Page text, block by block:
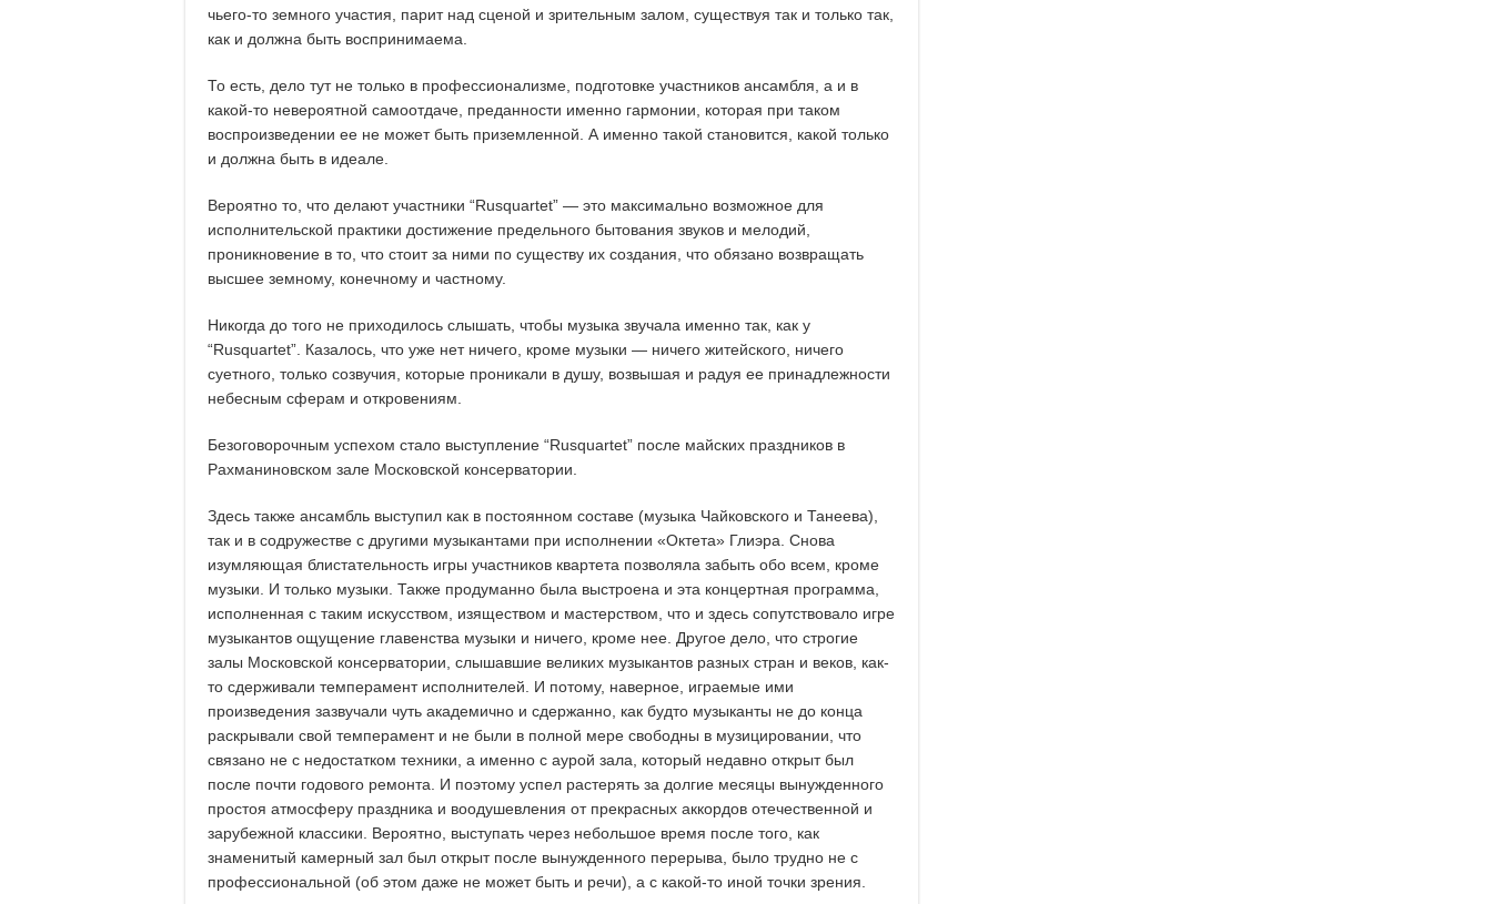
чьего-то земного участия, парит над сценой и зрительным залом, существуя так и только так,
как и должна быть воспринимаема.
То есть, дело тут не только в профессионализме, подготовке участников ансамбля, а и в
какой-то невероятной самоотдаче, преданности именно гармонии, которая при таком
воспроизведении ее не может быть приземленной. А именно такой становится, какой только
и должна быть в идеале.
Вероятно то, что делают участники “Rusquartet” — это максимально возможное для
исполнительской практики достижение предельного бытования звуков и мелодий,
проникновение в то, что стоит за ними по существу их создания, что обязано возвращать
высшее земному, конечному и частному.
Никогда до того не приходилось слышать, чтобы музыка звучала именно так, как у
“Rusquartet”. Казалось, что уже нет ничего, кроме музыки — ничего житейского, ничего
суетного, только созвучия, которые проникали в душу, возвышая и радуя ее принадлежности
небесным сферам и откровениям.
Безоговорочным успехом стало выступление “Rusquartet” после майских праздников в
Рахманиновском зале Московской консерватории.
Здесь также ансамбль выступил как в постоянном составе (музыка Чайковского и Танеева),
так и в содружестве с другими музыкантами при исполнении «Октета» Глиэра. Снова
изумляющая блистательность игры участников квартета позволяла забыть обо всем, кроме
музыки. И только музыки. Также продуманно была выстроена и эта концертная программа,
исполненная с таким искусством, изяществом и мастерством, что и здесь сопутствовало игре
музыкантов ощущение главенства музыки и ничего, кроме нее. Другое дело, что строгие
залы Московской консерватории, слышавшие великих музыкантов разных стран и веков, как-
то сдерживали темперамент исполнителей. И потому, наверное, играемые ими
произведения зазвучали чуть академично и сдержанно, как будто музыканты не до конца
раскрывали свой темперамент и не были в полной мере свободны в музицировании, что
связано не с недостатком техники, а именно с аурой зала, который недавно открыт был
после почти годового ремонта. И поэтому успел растерять за долгие месяцы вынужденного
простоя атмосферу праздника и воодушевления от прекрасных аккордов отечественной и
зарубежной классики. Вероятно, выступать через небольшое время после того, как
знаменитый камерный зал был открыт после вынужденного перерыва, было трудно не с
профессиональной (об этом даже не может быть и речи), а с какой-то иной точки зрения.